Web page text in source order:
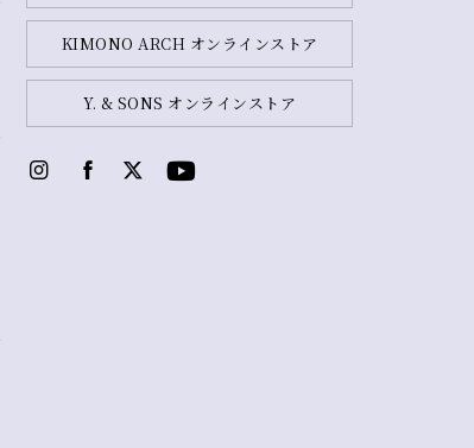
KIMONO ARCH オンラインストア
Y. & SONS オンラインストア